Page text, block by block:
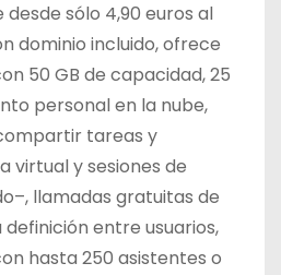
desde sólo 4,90 euros al
dominio incluido, ofrece
50 GB de capacidad, 25
personal en la nube,
tareas y
virtual y sesiones de
llamadas gratuitas de
entre usuarios,
hasta 250 asistentes o